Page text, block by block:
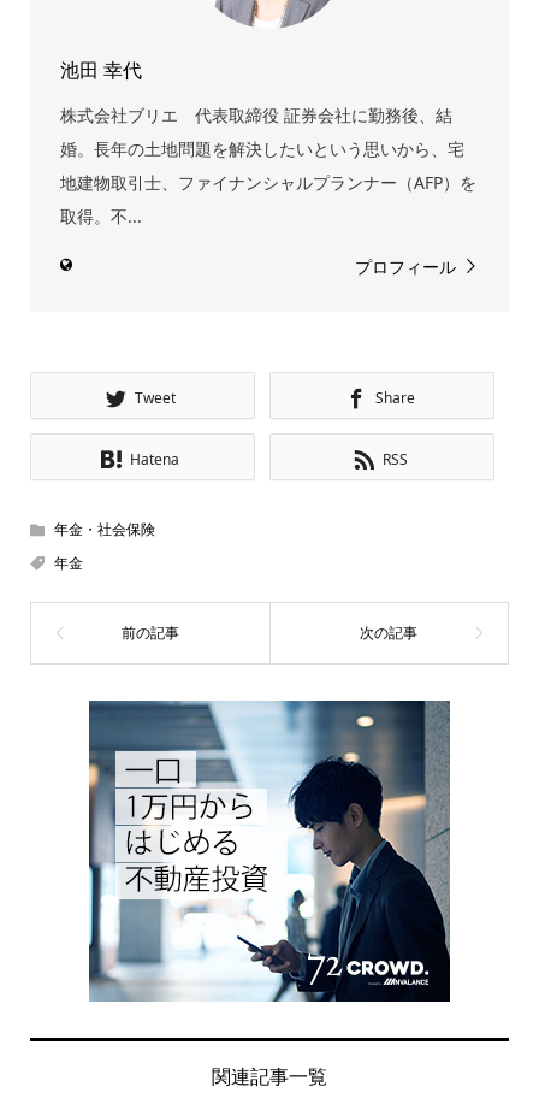
池田 幸代
株式会社ブリエ 代表取締役 証券会社に勤務後、結
婚。長年の土地問題を解決したいという思いから、宅
地建物取引士、ファイナンシャルプランナー（AFP）を
取得。不...
プロフィール
Tweet Share
Hatena RSS
年金・社会保険
年金
関連記事一覧